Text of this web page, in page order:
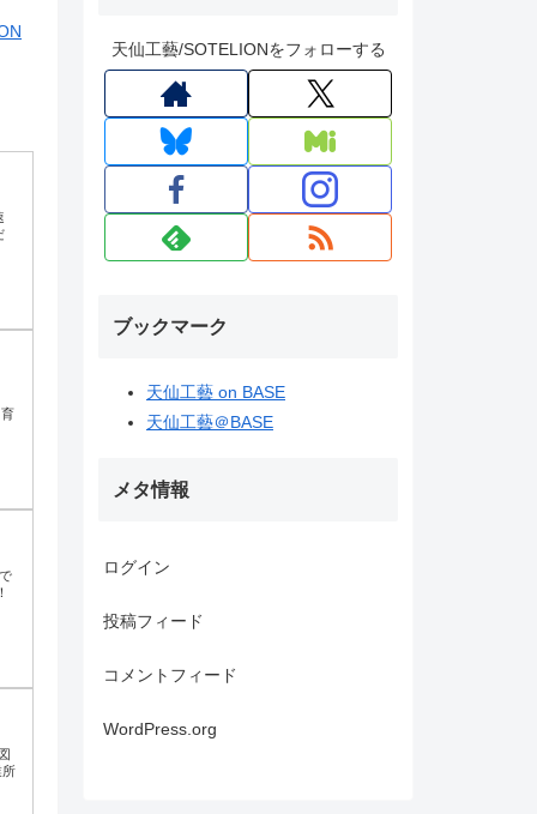
所
天仙工藝/SOTELIONをフォローする
ブックマーク
天仙工藝 on BASE
天仙工藝＠BASE
メタ情報
ログイン
投稿フィード
コメントフィード
WordPress.org